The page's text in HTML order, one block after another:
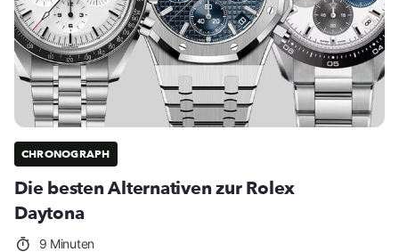
CHRONOGRAPH
Die besten Alternativen zur Rolex
Daytona
9 Minuten